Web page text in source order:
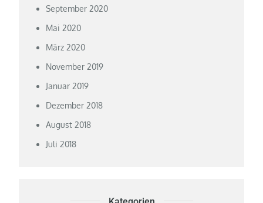
September 2020
Mai 2020
März 2020
November 2019
Januar 2019
Dezember 2018
August 2018
Juli 2018